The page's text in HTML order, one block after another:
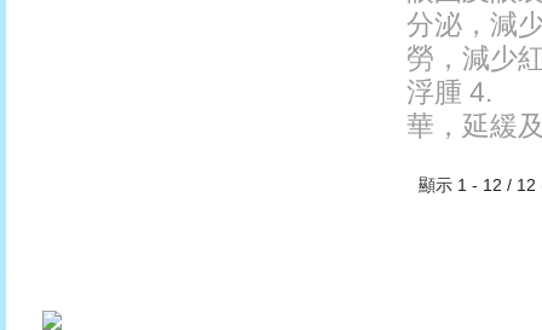
分泌，減
勞，減
浮腫 4.
華，延緩
顯示 1 - 12 / 12